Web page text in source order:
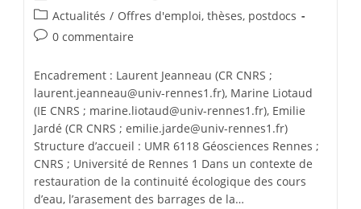
Actualités / Offres d'emploi, thèses, postdocs
0 commentaire
Encadrement : Laurent Jeanneau (CR CNRS ;
laurent.jeanneau@univ-rennes1.fr), Marine Liotaud
(IE CNRS ; marine.liotaud@univ-rennes1.fr), Emilie
Jardé (CR CNRS ; emilie.jarde@univ-rennes1.fr)
Structure d’accueil : UMR 6118 Géosciences Rennes ;
CNRS ; Université de Rennes 1 Dans un contexte de
restauration de la continuité écologique des cours
d’eau, l’arasement des barrages de la…